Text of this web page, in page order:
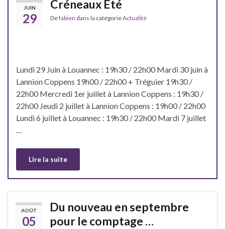
JUIN
29
Créneaux Eté
Defabien dans la catégorieActualité
Lundi 29 Juin à Louannec : 19h30 / 22h00 Mardi 30 juin à
Lannion Coppens 19h00 / 22h00 + Tréguier 19h30 /
22h00 Mercredi 1er juillet à Lannion Coppens : 19h30 /
22h00 Jeudi 2 juillet à Lannion Coppens : 19h00 / 22h00
Lundi 6 juillet à Louannec : 19h30 / 22h00 Mardi 7 juillet
…
Lire la suite
AOÛT
05
Du nouveau en septembre
pour le comptage …